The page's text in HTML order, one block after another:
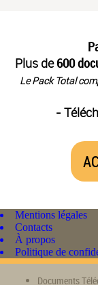
Plus de600
Le Pack Total
-
Mentions légales
Contacts
À propos
Politique de
Documents